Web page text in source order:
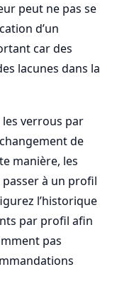
peut ne pas se
d’un
car des
lacunes dans la
verrous par
de
manière, les
à un profil
l’historique
par profil afin
pas